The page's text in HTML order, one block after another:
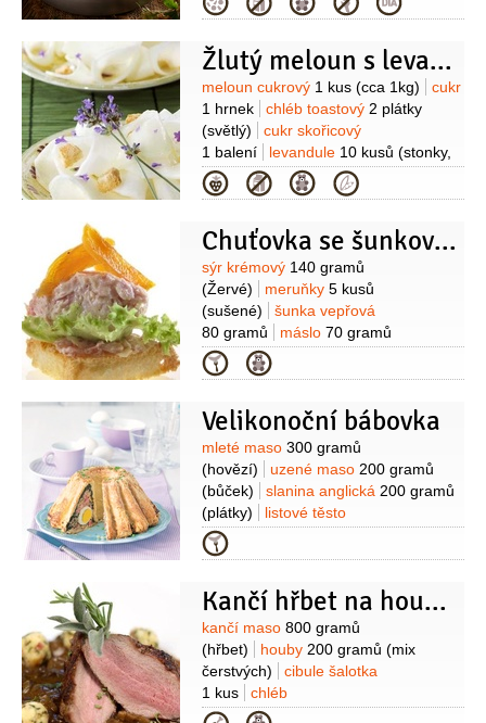
4 plátky
máslo2 lžíce sůl
Žlutý meloun s levandulovým sirupem
Suroviny
meloun cukrový 1 kus (cca 1kg)
cukr
1 hrnek
chléb toastový 2 plátky
(světlý)
cukr skořicový
1 balení
levandule 10 kusů (stonky,
na ozdobení)
Kategorie
Chuťovka se šunkovou pěnou
Suroviny
sýr krémový 140 gramů
(Žervé)
meruňky 5 kusů
(sušené)
šunka vepřová
80 gramů
máslo 70 gramů
(změklé)
(světlý)
salát1 list (lollo)
pepř černý
Kategorie
Velikonoční bábovka
Suroviny
mleté maso 300 gramů
(hovězí)
uzené maso 200 gramů
(bůček)
slanina anglická 200 gramů
(plátky)
listové těsto
250 gramů
250 mililitrů
chléb toastový2 plátky
5 stroužků
Kategorie
Kančí hřbet na houbovém ragú
Suroviny
kančí maso 800 gramů
(hřbet)
houby 200 gramů (mix
čerstvých)
cibule šalotka
1 kus
chléb
toastový